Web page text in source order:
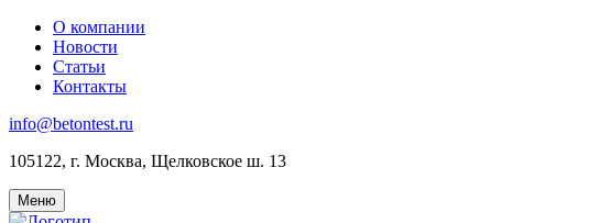
О компании
Новости
Статьи
Контакты
info@betontest.ru
105122, г. Москва, Щелковское ш. 13
Меню